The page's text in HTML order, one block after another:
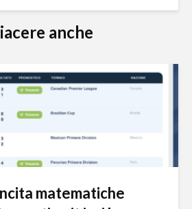
anche
matematiche